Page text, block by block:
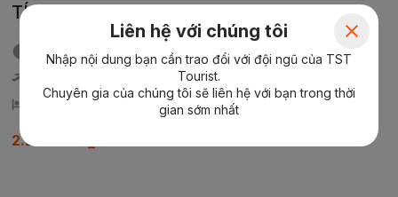
TÍCH DISNEYLAND HONG KONG
Khách sạn:
2.280.000₫
Liên hệ với chúng tôi
Nhập nội dung bạn cần trao đổi với đội ngũ của TST
Tourist.
Chuyên gia của chúng tôi sẽ liên hệ với bạn trong thời
gian sớm nhất